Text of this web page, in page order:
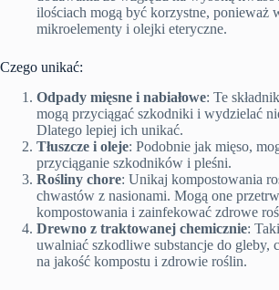
ilościach mogą być korzystne, ponieważ
mikroelementy i olejki eteryczne.
Czego unikać:
Odpady mięsne i nabiałowe: Te
mogą przyciągać szkodniki i wydzielać
Dlatego lepiej ich unikać.
Tłuszcze i oleje: Podobnie jak mięso,
przyciąganie szkodników i pleśni.
Rośliny chore: Unikaj kompostowania
chwastów z nasionami. Mogą one
kompostowania i zainfekować zdrowe
Drewno z traktowanej chemicznie:
uwalniać szkodliwe substancje do gleby,
na jakość kompostu i zdrowie roślin.